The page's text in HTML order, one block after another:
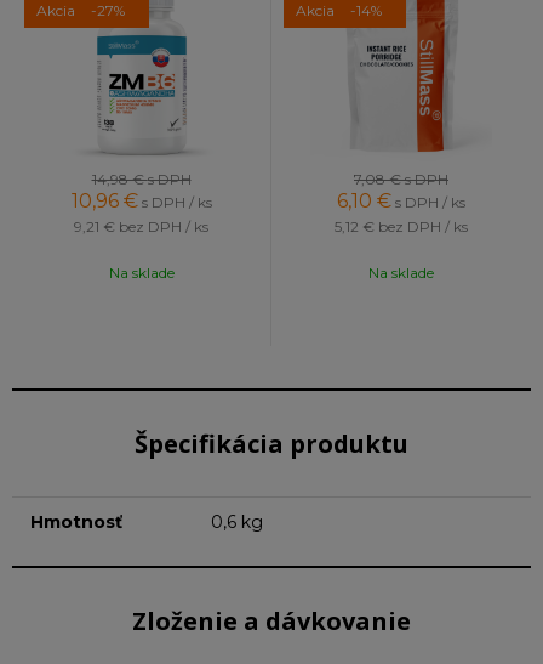
Akcia -27%
14,98 €s DPH
10,96 € s DPH / ks
9,21 € bez DPH / ks
Na sklade
Akcia -14%
7,08 €s DPH
6,10 € s DPH / ks
5,12 € bez DPH / ks
Na sklade
Špecifikácia produktu
Hmotnosť 0,6 kg
Zloženie a dávkovanie